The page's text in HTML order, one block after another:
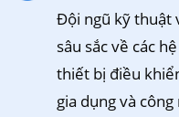
Đội ngũ kỹ thuật
sâu sắc về các
thiết bị điều
gia dụng và